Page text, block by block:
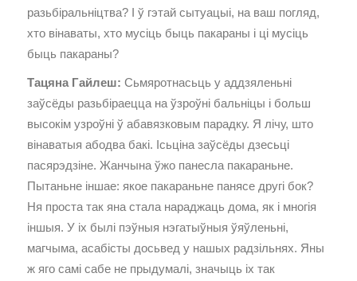
разьбіральніцтва? І ў гэтай сытуацыі, на ваш погляд,
хто вінаваты, хто мусіць быць пакараны і ці мусіць
быць пакараны?
Тацяна Гайлеш: Сьмяротнасьць у аддзяленьні
заўсёды разьбіраецца на ўзроўні бальніцы і больш
высокім узроўні ў абавязковым парадку. Я лічу, што
вінаватыя абодва бакі. Ісьціна заўсёды дзесьці
пасярэдзіне. Жанчына ўжо панесла пакараньне.
Пытаньне іншае: якое пакараньне панясе другі бок?
Ня проста так яна стала нараджаць дома, як і многія
іншыя. У іх былі пэўныя нэгатыўныя ўяўленьні,
магчыма, асабісты досьвед у нашых радзільнях. Яны
ж яго самі сабе не прыдумалі, значыць іх так